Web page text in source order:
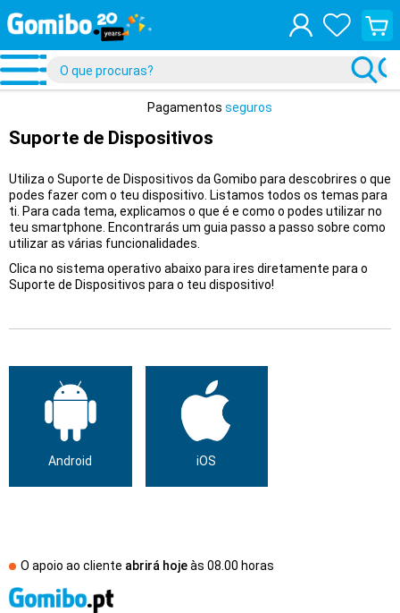
Ver
teu
de
Pagamentos seguros
Suporte de Dispositivos
Utiliza o Suporte de Dispositivos da Gomibo para descobrires o que
podes fazer com o teu dispositivo. Listamos todos os temas para
ti. Para cada tema, explicamos o que é e como o podes utilizar no
teu smartphone. Encontrarás um guia passo a passo sobre como
utilizar as várias funcionalidades.
Clica no sistema operativo abaixo para ires diretamente para o
Suporte de Dispositivos para o teu dispositivo!
Android iOS
O apoio ao cliente abrirá hojeàs 08.00 horas